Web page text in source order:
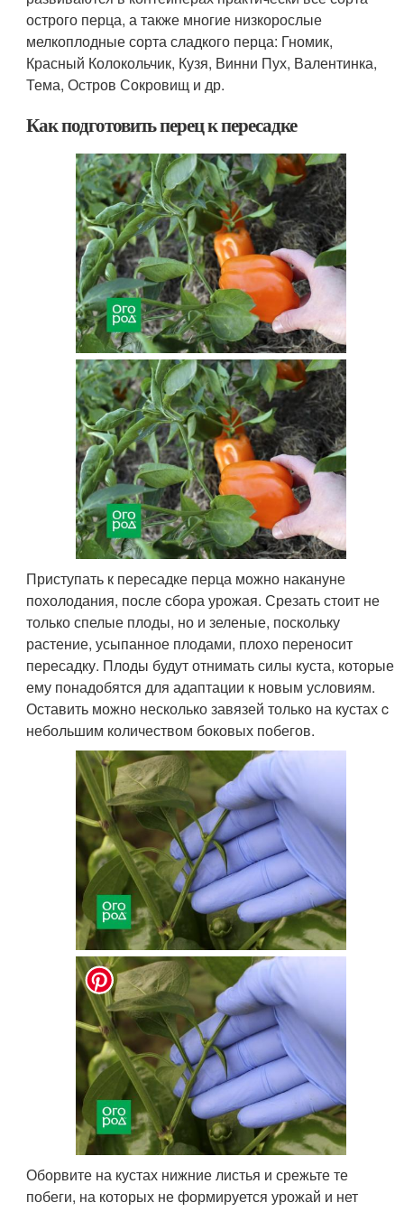
острого перца, а также многие низкорослые
мелкоплодные сорта сладкого перца: Гномик,
Красный Колокольчик, Кузя, Винни Пух, Валентинка,
Тема, Остров Сокровищ и др.
Как подготовить перец к пересадке
Приступать к пересадке перца можно накануне
похолодания, после сбора урожая. Срезать стоит не
только спелые плоды, но и зеленые, поскольку
растение, усыпанное плодами, плохо переносит
пересадку. Плоды будут отнимать силы куста, которые
ему понадобятся для адаптации к новым условиям.
Оставить можно несколько завязей только на кустах c
небольшим количеством боковых побегов.
Оборвите на кустах нижние листья и срежьте те
побеги, на которых не формируется урожай и нет